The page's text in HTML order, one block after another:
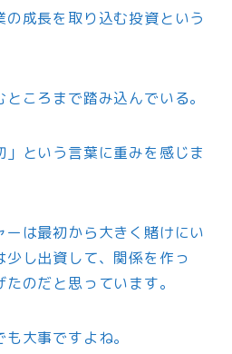
成長を取り込む投資という
ころまで踏み込んでいる。
という言葉に重みを感じま
は最初から大きく賭けにい
し出資して、関係を作っ
のだと思っています。
大事ですよね。